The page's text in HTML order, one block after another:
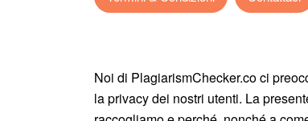
Noi di PlagiarismChecker.co ci
la privacy dei nostri utenti. La